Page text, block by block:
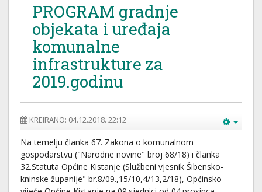
PROGRAM gradnje
objekata i uređaja
komunalne
infrastrukture za
2019.godinu
KREIRANO: 04.12.2018. 22:12
Na temelju članka 67. Zakona o komunalnom
gospodarstvu ("Narodne novine" broj 68/18) i članka
32.Statuta Općine Kistanje (Službeni vjesnik Šibensko-
kninske županije" br.8/09.,15/10,4/13,2/18), Općinsko